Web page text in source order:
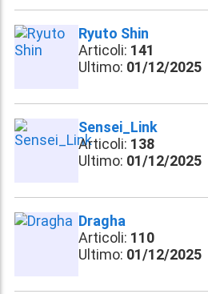
Ryuto Shin
Articoli: 141
Ultimo: 01/12/2025
Sensei_Link
Articoli: 138
Ultimo: 01/12/2025
Dragha
Articoli: 110
Ultimo: 01/12/2025